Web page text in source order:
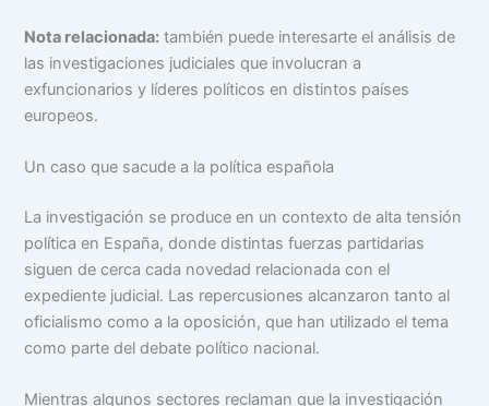
Nota relacionada: también puede interesarte el análisis de
las investigaciones judiciales que involucran a
exfuncionarios y líderes políticos en distintos países
europeos.
Un caso que sacude a la política española
La investigación se produce en un contexto de alta tensión
política en España, donde distintas fuerzas partidarias
siguen de cerca cada novedad relacionada con el
expediente judicial. Las repercusiones alcanzaron tanto al
oficialismo como a la oposición, que han utilizado el tema
como parte del debate político nacional.
Mientras algunos sectores reclaman que la investigación